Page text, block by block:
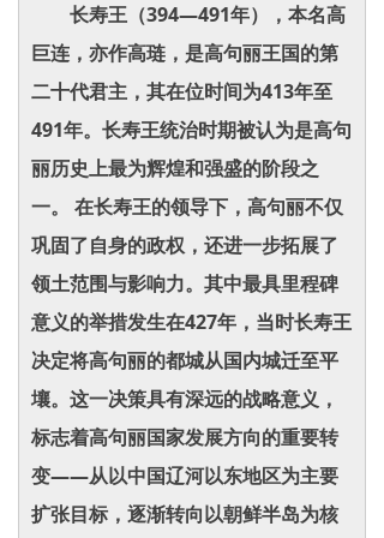
长寿王（394—491年），本名高
巨连，亦作高琏，是高句丽王国的第
二十代君主，其在位时间为413年至
491年。长寿王统治时期被认为是高句
丽历史上最为辉煌和强盛的阶段之
一。 在长寿王的领导下，高句丽不仅
巩固了自身的政权，还进一步拓展了
领土范围与影响力。其中最具里程碑
意义的举措发生在427年，当时长寿王
决定将高句丽的都城从国内城迁至平
壤。这一决策具有深远的战略意义，
标志着高句丽国家发展方向的重要转
变——从以中国辽河以东地区为主要
扩张目标，逐渐转向以朝鲜半岛为核